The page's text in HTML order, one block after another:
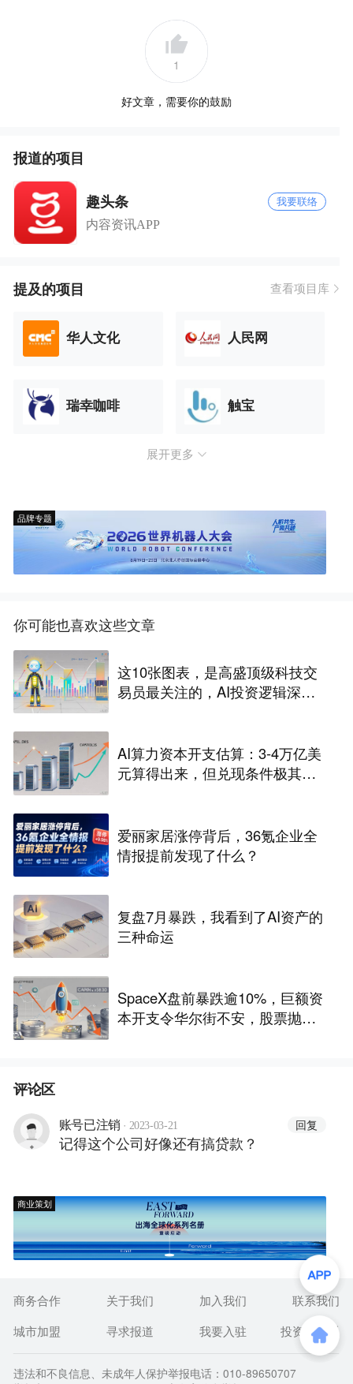
1
好文章，需要你的鼓励
报道的项目
趣头条 我要联络
内容资讯APP
提及的项目 查看项目库
华人文化 人民网
瑞幸咖啡 触宝
展开更多
品牌专题
你可能也喜欢这些文章
这10张图表，是高盛顶级科技交
易员最关注的，AI投资逻辑深层
AI算力资本开支估算：3-4万亿美
元算得出来，但兑现条件极其苛
爱丽家居涨停背后，36氪企业全
情报提前发现了什么？
复盘7月暴跌，我看到了AI资产的
三种命运
SpaceX盘前暴跌逾10%，巨额资
本开支令华尔街不安，股票抛
评论区
账号已注销 · 2023-03-21 回复
记得这个公司好像还有搞贷款？
商业策划
商务合作 关于我们 加入我们
联系我们
城市加盟
寻求报道 我要入驻 投资者关系
违法和不良信息、未成年人保护举报电话：010-89650707